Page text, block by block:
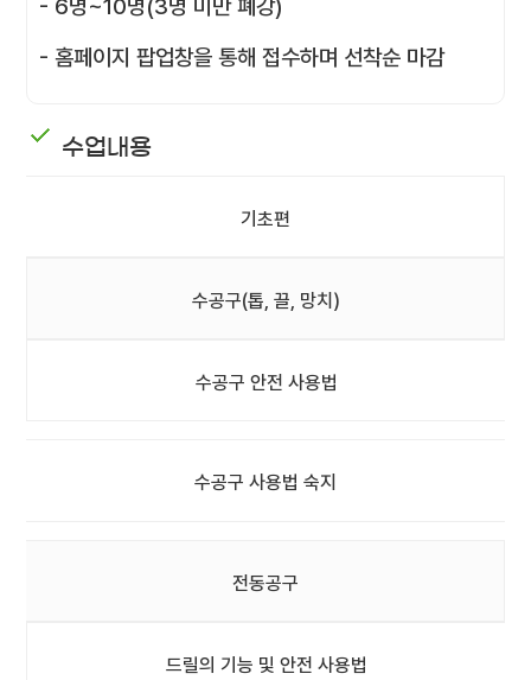
- 6명~10명(3명 미만 폐강)
- 홈페이지 팝업창을 통해 접수하며 선착순 마감
수업내용
기초편
수공구(톱, 끌, 망치)
수공구 안전 사용법
수공구 사용법 숙지
전동공구
드릴의 기능 및 안전 사용법